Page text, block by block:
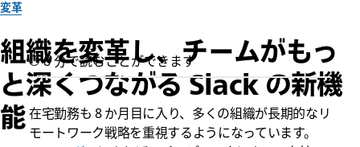
変革
組織を変革し、チームがもっ
と深くつながる Slack の新機
能
8 分で読むことができます
在宅勤務も 8 か月目に入り、多くの組織が長期的なリ
モートワーク戦略を重視するようになっています。